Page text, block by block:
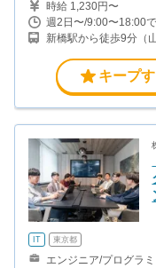
時給 1,230円〜
週2日〜/9:00〜18:00
新橋駅から徒歩9分（
（都営大江戸線）
キープ
IT 東京都
エンジニア/プログラ